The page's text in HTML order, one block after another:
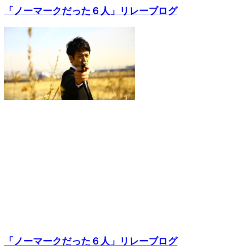
「ノーマークだった６人」リレーブログ
「ノーマークだった６人」リレーブログ